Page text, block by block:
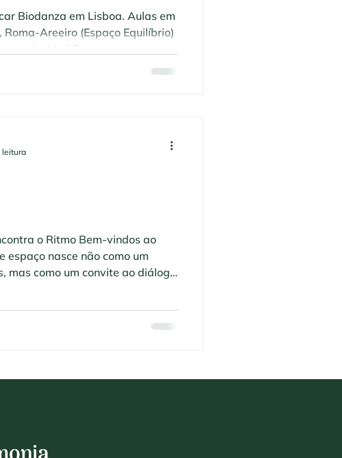
Biodanza em Lisboa. Aulas em
Roma-Areeiro (Espaço Equilíbrio)
da AMQC) para resgatar a
sentido com Geane Bonfim
o Ritmo Bem-vindos ao
espaço nasce não como um
mas como um convite ao diálogo
afastam-nos da nossa verdade
leitura